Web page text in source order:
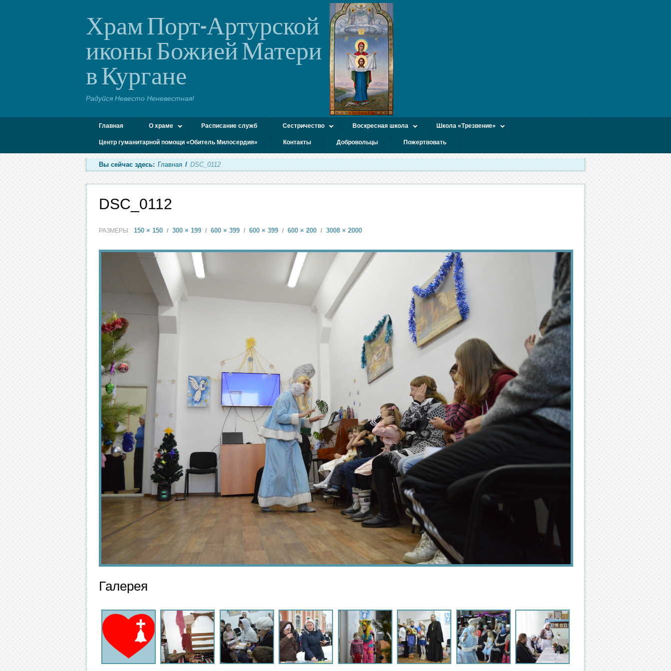
Храм Порт-Артурской
иконы Божией Матери
в Кургане
Радуйся Невесто Неневестная!
Главная О храме Расписание служб Сестричество Воскресная школа Школа «Трезвение»
Центр гуманитарной помощи «Обитель Милосердия» Контакты Добровольцы Пожертвовать
Вы сейчас здесь: Главная / DSC_0112
DSC_0112
РАЗМЕРЫ: 150 × 150 / 300 × 199 / 600 × 399 / 600 × 399 / 600 × 200 / 3008 × 2000
Галерея